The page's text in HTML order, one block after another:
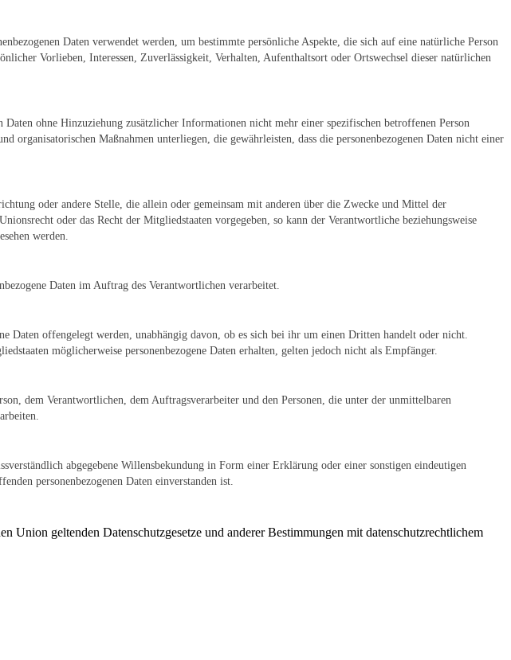
Daten verwendet werden, um bestimmte persönliche Aspekte, die sich auf eine natürliche Person
Vorlieben, Interessen, Zuverlässigkeit, Verhalten, Aufenthaltsort oder Ortswechsel dieser natürlichen
ohne Hinzuziehung zusätzlicher Informationen nicht mehr einer spezifischen betroffenen Person
organisatorischen Maßnahmen unterliegen, die gewährleisten, dass die personenbezogenen Daten nicht einer
oder andere Stelle, die allein oder gemeinsam mit anderen über die Zwecke und Mittel der
oder das Recht der Mitgliedstaaten vorgegeben, so kann der Verantwortliche beziehungsweise
werden.
Daten im Auftrag des Verantwortlichen verarbeitet.
Daten offengelegt werden, unabhängig davon, ob es sich bei ihr um einen Dritten handelt oder nicht.
möglicherweise personenbezogene Daten erhalten, gelten jedoch nicht als Empfänger.
dem Verantwortlichen, dem Auftragsverarbeiter und den Personen, die unter der unmittelbaren
abgegebene Willensbekundung in Form einer Erklärung oder einer sonstigen eindeutigen
personenbezogenen Daten einverstanden ist.
geltenden Datenschutzgesetze und anderer Bestimmungen mit datenschutzrechtlichem